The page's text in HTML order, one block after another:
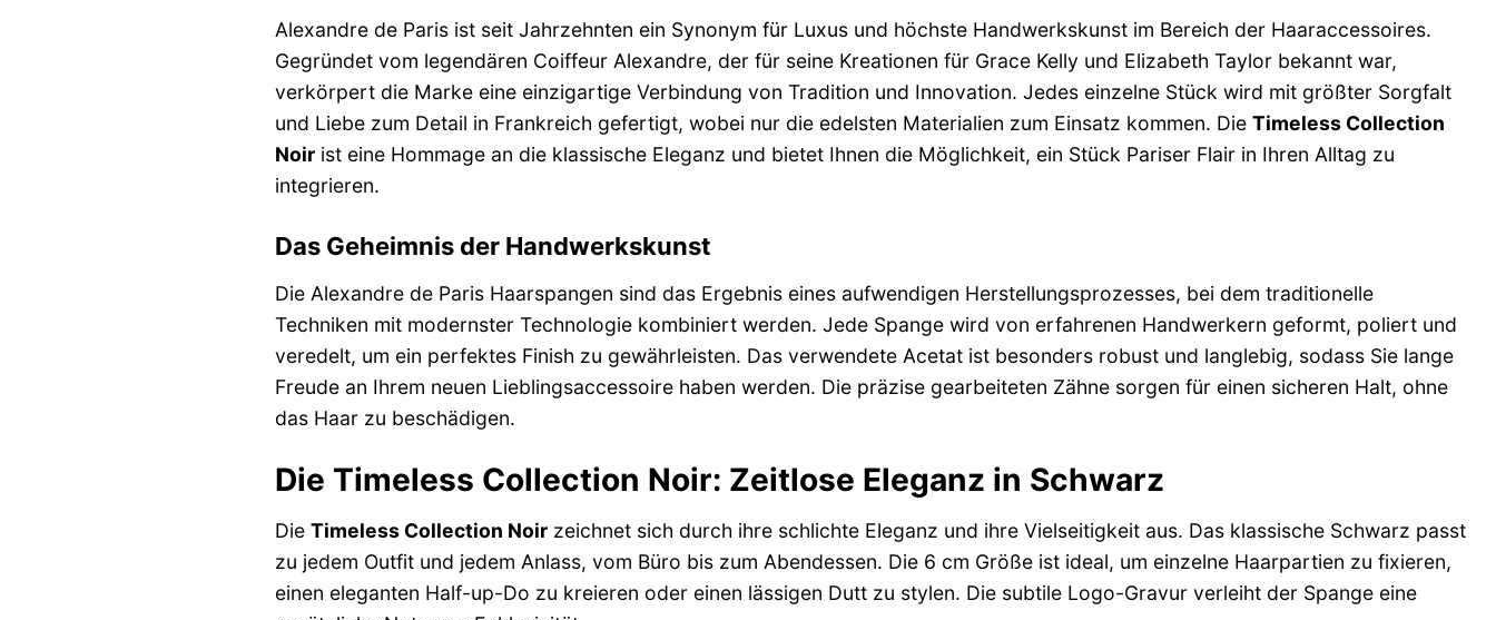
Alexandre de Paris ist seit Jahrzehnten ein Synonym für Luxus und höchste Handwerkskunst im Bereich der Haaraccessoires.
Gegründet vom legendären Coiffeur Alexandre, der für seine Kreationen für Grace Kelly und Elizabeth Taylor bekannt war,
verkörpert die Marke eine einzigartige Verbindung von Tradition und Innovation. Jedes einzelne Stück wird mit größter Sorgfalt
und Liebe zum Detail in Frankreich gefertigt, wobei nur die edelsten Materialien zum Einsatz kommen. Die Timeless Collection
Noir ist eine Hommage an die klassische Eleganz und bietet Ihnen die Möglichkeit, ein Stück Pariser Flair in Ihren Alltag zu
integrieren.
Das Geheimnis der Handwerkskunst
Die Alexandre de Paris Haarspangen sind das Ergebnis eines aufwendigen Herstellungsprozesses, bei dem traditionelle
Techniken mit modernster Technologie kombiniert werden. Jede Spange wird von erfahrenen Handwerkern geformt, poliert und
veredelt, um ein perfektes Finish zu gewährleisten. Das verwendete Acetat ist besonders robust und langlebig, sodass Sie lange
Freude an Ihrem neuen Lieblingsaccessoire haben werden. Die präzise gearbeiteten Zähne sorgen für einen sicheren Halt, ohne
das Haar zu beschädigen.
Die Timeless Collection Noir: Zeitlose Eleganz in Schwarz
Die Timeless Collection Noir zeichnet sich durch ihre schlichte Eleganz und ihre Vielseitigkeit aus. Das klassische Schwarz passt
zu jedem Outfit und jedem Anlass, vom Büro bis zum Abendessen. Die 6 cm Größe ist ideal, um einzelne Haarpartien zu fixieren,
einen eleganten Half-up-Do zu kreieren oder einen lässigen Dutt zu stylen. Die subtile Logo-Gravur verleiht der Spange eine